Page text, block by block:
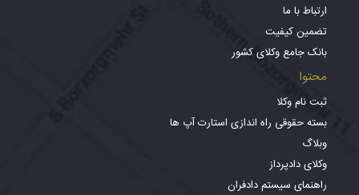
ارتباط با ما
تضمین کیفیت
بانک جامع وکلای کشور
محتوا
ثبت نام وکلا
بسته حقوقی راه اندازی استارت آپ ها
وبلاگ
وکلای دادپرداز
راهنمای سیستم دادفران